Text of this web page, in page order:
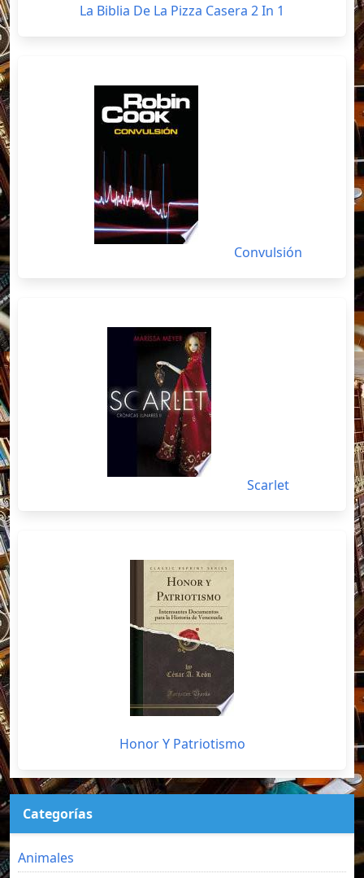
La Biblia De La Pizza Casera 2 In 1
Convulsión
Scarlet
Honor Y Patriotismo
Categorías
Animales